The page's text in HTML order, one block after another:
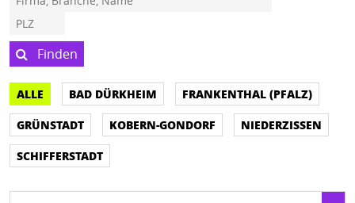
Finden
ALLE BAD DÜRKHEIM
FRANKENTHAL (PFALZ)
GRÜNSTADT
KOBERN-GONDORF
NIEDERZISSEN
SCHIFFERSTADT